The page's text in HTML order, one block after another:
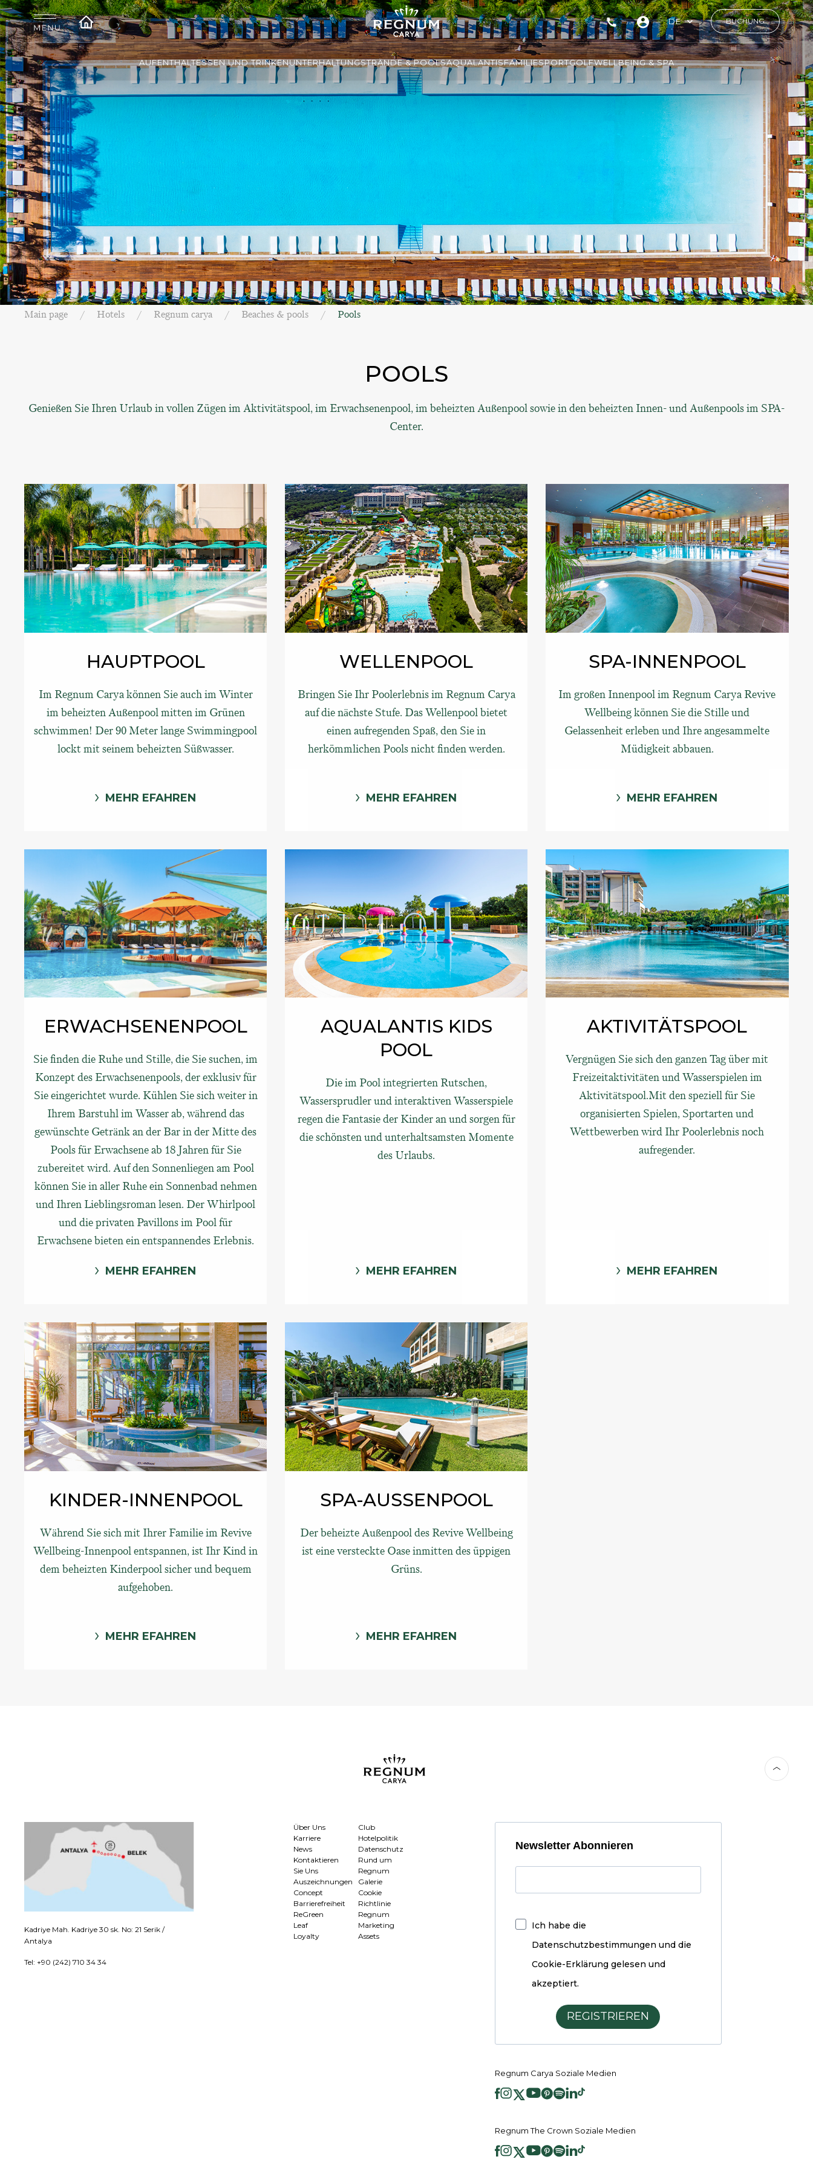
DE BUCHUNG
AUFENTHALTESSEN UND TRINKENUNTERHALTUNGSTRÄNDE & POOLSAQUALANTISFAMILIESPORTGOLFWELLBEING & SPA
Main page Hotels Regnum carya Beaches & pools Pools
POOLS
Genießen Sie Ihren Urlaub in vollen Zügen im Aktivitätspool, im Erwachsenenpool, im beheizten Außenpool sowie in den beheizten Innen- und Außenpools im SPA-
Center.
HAUPTPOOL
Im Regnum Carya können Sie auch im Winter
im beheizten Außenpool mitten im Grünen
schwimmen! Der 90 Meter lange Swimmingpool
lockt mit seinem beheizten Süßwasser.
MEHR EFAHREN
WELLENPOOL
Bringen Sie Ihr Poolerlebnis im Regnum Carya
auf die nächste Stufe. Das Wellenpool bietet
einen aufregenden Spaß, den Sie in
herkömmlichen Pools nicht finden werden.
MEHR EFAHREN
SPA-INNENPOOL
Im großen Innenpool im Regnum Carya Revive
Wellbeing können Sie die Stille und
Gelassenheit erleben und Ihre angesammelte
Müdigkeit abbauen.
MEHR EFAHREN
ERWACHSENENPOOL
Sie finden die Ruhe und Stille, die Sie suchen, im
Konzept des Erwachsenenpools, der exklusiv für
Sie eingerichtet wurde. Kühlen Sie sich weiter in
Ihrem Barstuhl im Wasser ab, während das
gewünschte Getränk an der Bar in der Mitte des
Pools für Erwachsene ab 18 Jahren für Sie
zubereitet wird. Auf den Sonnenliegen am Pool
können Sie in aller Ruhe ein Sonnenbad nehmen
und Ihren Lieblingsroman lesen. Der Whirlpool
und die privaten Pavillons im Pool für
Erwachsene bieten ein entspannendes Erlebnis.
MEHR EFAHREN
AQUALANTIS KIDS
POOL
Die im Pool integrierten Rutschen,
Wassersprudler und interaktiven Wasserspiele
regen die Fantasie der Kinder an und sorgen für
die schönsten und unterhaltsamsten Momente
des Urlaubs.
MEHR EFAHREN
AKTIVITÄTSPOOL
Vergnügen Sie sich den ganzen Tag über mit
Freizeitaktivitäten und Wasserspielen im
Aktivitätspool.Mit den speziell für Sie
organisierten Spielen, Sportarten und
Wettbewerben wird Ihr Poolerlebnis noch
aufregender.
MEHR EFAHREN
KINDER-INNENPOOL
Während Sie sich mit Ihrer Familie im Revive
Wellbeing-Innenpool entspannen, ist Ihr Kind in
dem beheizten Kinderpool sicher und bequem
aufgehoben.
MEHR EFAHREN
SPA-AUSSENPOOL
Der beheizte Außenpool des Revive Wellbeing
ist eine versteckte Oase inmitten des üppigen
Grüns.
MEHR EFAHREN
Kadriye Mah. Kadriye 30 sk. No: 21 Serik /
Antalya
Tel: +90 (242) 710 34 34
Über Uns
Karriere
News
Kontaktieren
Sie Uns
Auszeichnungen
Concept
Barrierefreiheit
ReGreen
Leaf
Loyalty
Club
Hotelpolitik
Datenschutz
Rund um
Regnum
Galerie
Cookie
Richtlinie
Regnum
Marketing
Assets
Newsletter Abonnieren
Ich habe die
Datenschutzbestimmungen und die
Cookie-Erklärung gelesen und
akzeptiert.
REGISTRIEREN
Regnum Carya Soziale Medien
Regnum The Crown Soziale Medien